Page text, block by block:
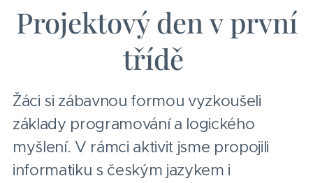
Projektový den v první
třídě
Žáci si zábavnou formou vyzkoušeli
základy programování a logického
myšlení. V rámci aktivit jsme propojili
informatiku s českým jazykem i